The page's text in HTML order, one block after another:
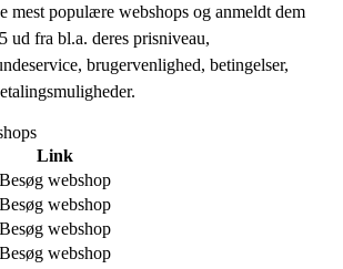
mest populære webshops og anmeldt dem
ud fra bl.a. deres prisniveau,
brugervenlighed, betingelser,
Link
Besøg webshop
Besøg webshop
Besøg webshop
Besøg webshop